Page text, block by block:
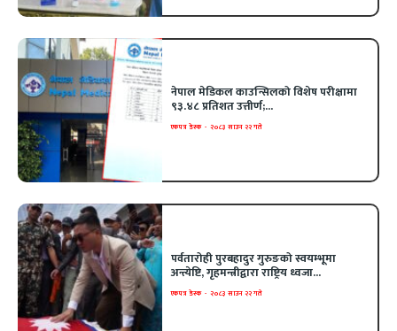
नेपाल मेडिकल काउन्सिलको विशेष परीक्षामा
९३.४८ प्रतिशत उत्तीर्ण;...
एकपत्र डेस्क - २०८३ साउन २२ गते
पर्वतारोही पुरबहादुर गुरुङको स्वयम्भूमा
अन्त्येष्टि, गृहमन्त्रीद्वारा राष्ट्रिय ध्वजा...
एकपत्र डेस्क - २०८३ साउन २२ गते